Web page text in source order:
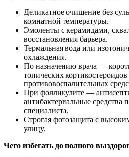
Деликатное очищение без
комнатной температуры.
Эмоленты с керамидами,
восстановления барьера.
Термальная вода или
охлаждения.
По назначению врача —
топических
противовоспалительных
При фолликулите —
антибактериальные средства
специалиста.
Строгая фотозащита с
улицу.
Чего избегать до полного